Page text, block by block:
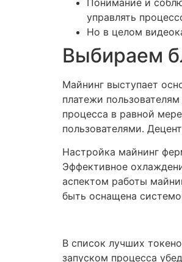
управлять
Но в целом
Выбираем
Майнинг выступает
платежи
процесса в равной
пользователями.
Настройка майнинг
Эффективное
аспектом работы
быть оснащена
В список лучших
запуском процесса